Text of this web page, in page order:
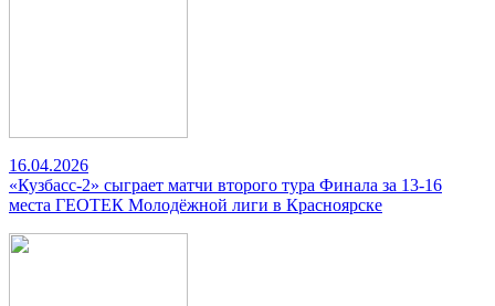
16.04.2026
«Кузбасс-2» сыграет матчи второго тура Финала за 13-16
места ГЕОТЕК Молодёжной лиги в Красноярске